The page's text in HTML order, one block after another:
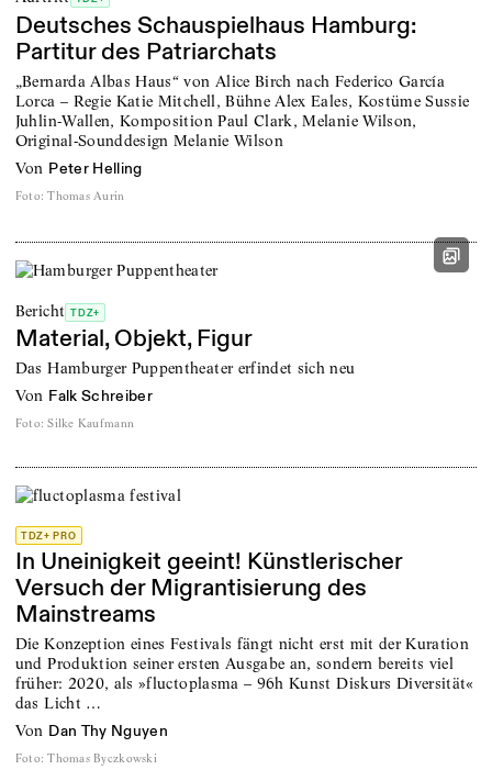
Deutsches Schauspielhaus Hamburg:
Partitur des Patriarchats
„Bernarda Albas Haus“ von Alice Birch nach Federico García
Lorca – Regie Katie Mitchell, Bühne Alex Eales, Kostüme Sussie
Juhlin-Wallen, Komposition Paul Clark, Melanie Wilson,
Original-Sounddesign Melanie Wilson
von Peter Helling
Foto: Thomas Aurin
Bericht TDZ+
Material, Objekt, Figur
Das Hamburger Puppentheater erfindet sich neu
von Falk Schreiber
Foto: Silke Kaufmann
TDZ+ PRO
In Uneinigkeit geeint! Künstlerischer
Versuch der Migrantisierung des
Mainstreams
Die Konzeption eines Festivals fängt nicht erst mit der Kuration
und Produktion seiner ersten Ausgabe an, sondern bereits viel
früher: 2020, als »fluctoplasma – 96h Kunst Diskurs Diversität«
das Licht …
von Dan Thy Nguyen
Foto: Thomas Byczkowski